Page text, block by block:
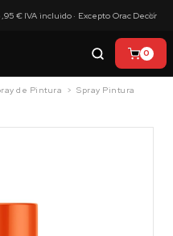
€ IVA incluido · Excepto Orac Decor
×
0
de Pintura
Spray Pintura